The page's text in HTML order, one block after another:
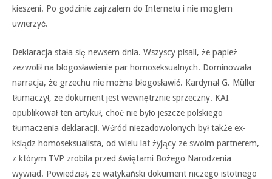
kieszeni. Po godzinie zajrzałem do Internetu i nie mogłem
uwierzyć.
Deklaracja stała się newsem dnia. Wszyscy pisali, że papież
zezwolił na błogosławienie par homoseksualnych. Dominowała
narracja, że grzechu nie można błogosławić. Kardynał G. Müller
tłumaczył, że dokument jest wewnętrznie sprzeczny. KAI
opublikował ten artykuł, choć nie było jeszcze polskiego
tłumaczenia deklaracji. Wśród niezadowolonych był także ex-
ksiądz homoseksualista, od wielu lat żyjący ze swoim partnerem,
z którym TVP zrobiła przed świętami Bożego Narodzenia
wywiad. Powiedział, że watykański dokument niczego istotnego